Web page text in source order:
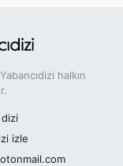
muhteşem
sahip olan bu
ve sahnelerin
olarak izlemeye
olduğunu
halkın
dizi
izle